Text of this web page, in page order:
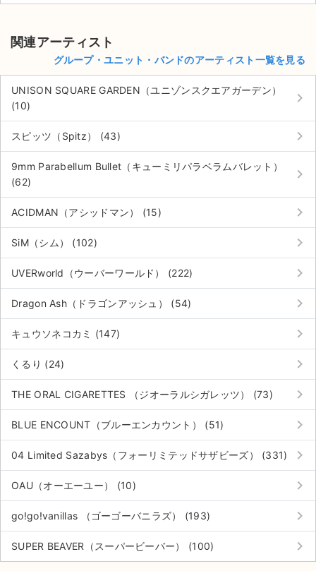
関連アーティスト
グループ・ユニット・バンドのアーティスト一覧を見る
UNISON SQUARE GARDEN（ユニゾンスクエアガーデン）
(10)
keyboard_arrow_right
スピッツ（Spitz） (43) keyboard_arrow_right
9mm Parabellum Bullet（キューミリパラベラムバレット）
(62)
keyboard_arrow_right
ACIDMAN（アシッドマン） (15) keyboard_arrow_right
SiM（シム） (102) keyboard_arrow_right
UVERworld（ウーバーワールド） (222) keyboard_arrow_right
Dragon Ash（ドラゴンアッシュ） (54) keyboard_arrow_right
キュウソネコカミ (147) keyboard_arrow_right
くるり (24) keyboard_arrow_right
THE ORAL CIGARETTES （ジオーラルシガレッツ） (73) keyboard_arrow_right
BLUE ENCOUNT（ブルーエンカウント） (51) keyboard_arrow_right
04 Limited Sazabys（フォーリミテッドサザビーズ） (331) keyboard_arrow_right
OAU（オーエーユー） (10) keyboard_arrow_right
go!go!vanillas （ゴーゴーバニラズ） (193) keyboard_arrow_right
SUPER BEAVER（スーパービーバー） (100) keyboard_arrow_right